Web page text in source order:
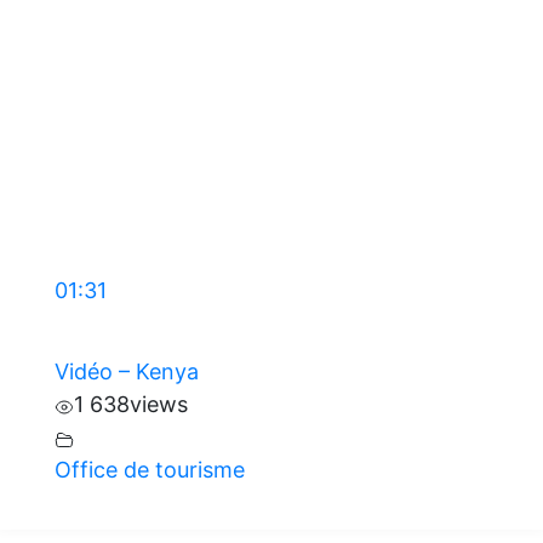
01:31
Vidéo – Kenya
1 638views
Office de tourisme